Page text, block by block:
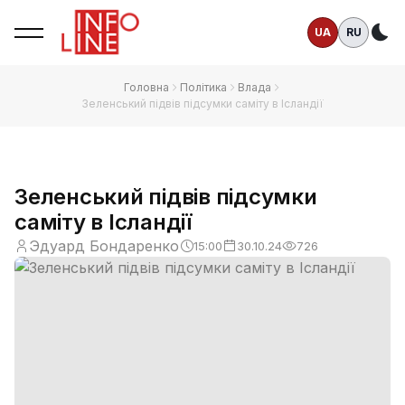
UA RU
Головна Політика
Влада
Зеленський підвів підсумки саміту в Ісландії
Зеленський підвів підсумки
саміту в Ісландії
Эдуард Бондаренко 15:00 30.10.24 726